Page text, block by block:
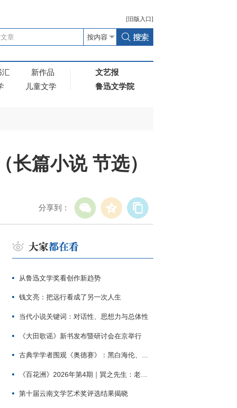
[ 旧版 入口]
汇
新作品
儿童文学
文艺报
鲁迅文学院
长篇小说 节选）
分享到：
从鲁迅文学奖看创作新趋势
钱文亮：把远行看成了另一次人生
当代小说关键词：对话性、思想力与总体性
《大田歌谣》新书发布暨研讨会在京举行
古典学学者围观《奥德赛》：黑白海伦、佩涅罗佩的别针与神秘入侵者
《百花洲》2026年第4期｜巽之先生：老兵朱向前侧记三题
第十届云南文学艺术奖评选结果揭晓